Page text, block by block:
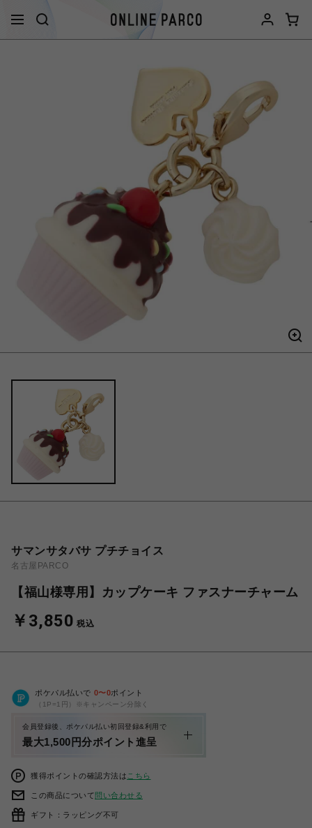
サマンサタバサ プチチョイス
名古屋PARCO
【福山様専用】カップケーキ ファスナーチャーム
￥3,850 税込
ポケパル払いで 0〜0ポイント
（1P=1円）※キャンペーン分除く
会員登録後、ポケパル払い初回登録&利用で
最大1,500円分ポイント進呈
獲得ポイントの確認方法は こちら
この商品について問い合わせる
ギフト：ラッピング不可